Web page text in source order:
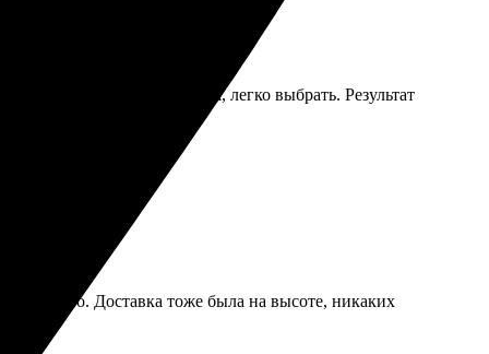
вариантов оформления, легко выбрать. Результат
и удобно. Доставка тоже была на высоте, никаких